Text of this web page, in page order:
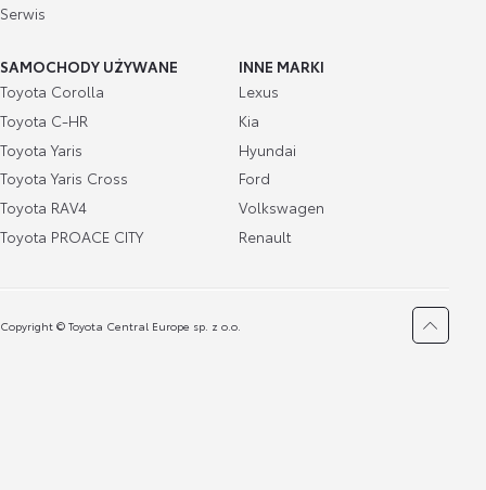
Serwis
SAMOCHODY UŻYWANE
Toyota Corolla
Toyota C-HR
Toyota Yaris
Toyota Yaris Cross
Toyota RAV4
Toyota PROACE CITY
INNE MARKI
Lexus
Kia
Hyundai
Ford
Volkswagen
Renault
Copyright © Toyota Central Europe sp. z o.o.